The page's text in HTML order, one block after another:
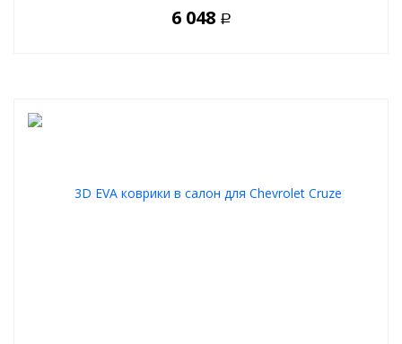
6 048 Р